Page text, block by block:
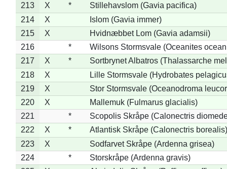
213
X *
Stillehavslom (Gavia pacifica)
214
X
Islom (Gavia immer)
215
X
Hvidnæbbet Lom (Gavia adamsii)
216
*
Wilsons Stormsvale (Oceanites
217
X *
Sortbrynet Albatros (Thalassarche
218
X
Lille Stormsvale (Hydrobates
219
X
Stor Stormsvale (Oceanodroma
220
X
Mallemuk (Fulmarus glacialis)
221
*
Scopolis Skråpe (Calonectris
222
X *
Atlantisk Skråpe (Calonectris borealis)
223
X
Sodfarvet Skråpe (Ardenna grisea)
224
*
Storskråpe (Ardenna gravis)